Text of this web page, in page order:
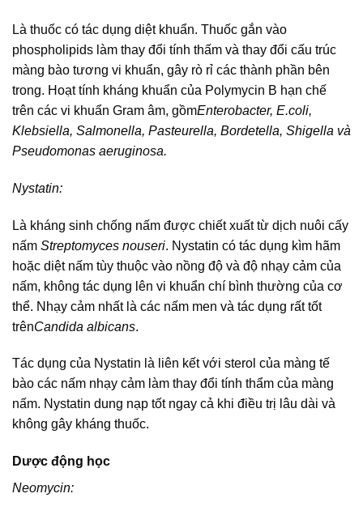
Là thuốc có tác dụng diệt khuẩn. Thuốc gắn vào
phospholipids làm thay đổi tính thấm và thay đổi cấu trúc
màng bào tương vi khuẩn, gây rò rỉ các thành phần bên
trong. Hoạt tính kháng khuẩn của Polymycin B hạn chế
trên các vi khuẩn Gram âm, gồmEnterobacter, E.coli,
Klebsiella, Salmonella, Pasteurella, Bordetella, Shigella và
Pseudomonas aeruginosa.
Nystatin:
Là kháng sinh chống nấm được chiết xuất từ dịch nuôi cấy
nấm Streptomyces nouseri. Nystatin có tác dụng kìm hãm
hoặc diệt nấm tùy thuộc vào nồng độ và độ nhạy cảm của
nấm, không tác dụng lên vi khuẩn chí bình thường của cơ
thể. Nhạy cảm nhất là các nấm men và tác dụng rất tốt
trênCandida albicans.
Tác dụng của Nystatin là liên kết với sterol của màng tế
bào các nấm nhạy cảm làm thay đổi tính thẩm của màng
nấm. Nystatin dung nạp tốt ngay cả khi điều trị lâu dài và
không gây kháng thuốc.
Dược động học
Neomycin: